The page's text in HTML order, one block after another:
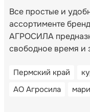
Все простые и
ассортименте
АГРОСИЛА
свободное время и
Пермский край
АО Агросила